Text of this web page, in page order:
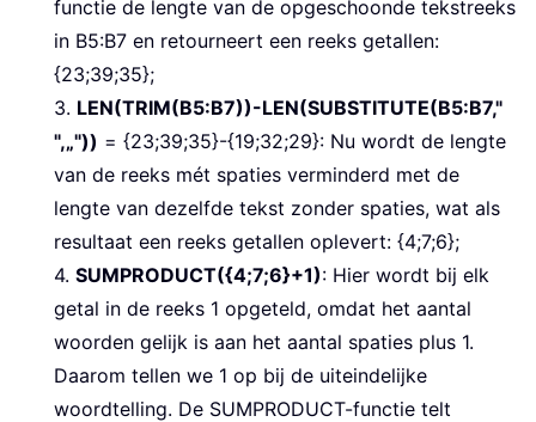
functie de lengte van de opgeschoonde tekstreeks
in B5:B7 en retourneert een reeks getallen:
{23;39;35};
3. LEN(TRIM(B5:B7))-LEN(SUBSTITUTE(B5:B7,"
",„")) = {23;39;35}-{19;32;29}: Nu wordt de lengte
van de reeks mét spaties verminderd met de
lengte van dezelfde tekst zonder spaties, wat als
resultaat een reeks getallen oplevert: {4;7;6};
4. SUMPRODUCT({4;7;6}+1): Hier wordt bij elk
getal in de reeks 1 opgeteld, omdat het aantal
woorden gelijk is aan het aantal spaties plus 1.
Daarom tellen we 1 op bij de uiteindelijke
woordtelling. De SUMPRODUCT-functie telt